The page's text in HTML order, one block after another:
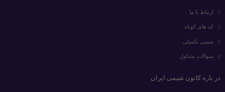
ارتباط با ما
کد های کوتاه
شیمی تکمیلی
سوالات متداول
در باره کانون شیمی ایران